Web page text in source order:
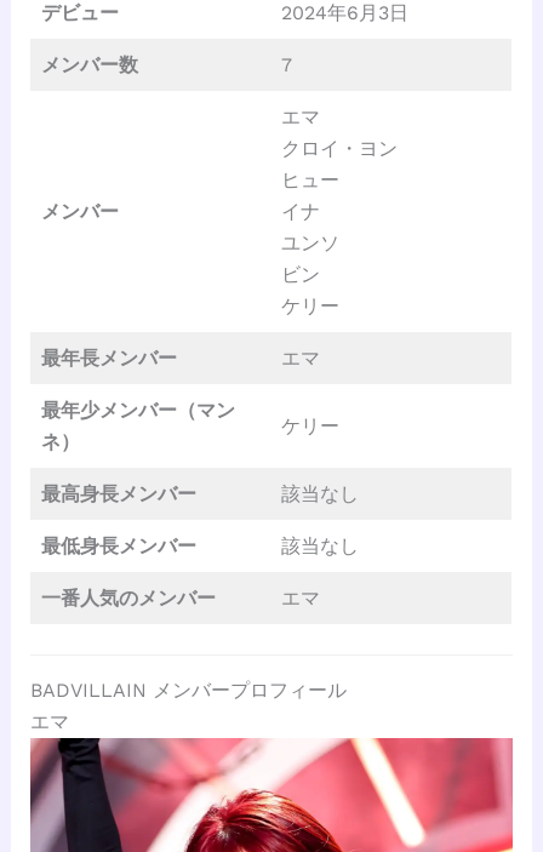
デビュー 2024年6月3日
メンバー数 7
メンバー
エマ
クロイ・ヨン
ヒュー
イナ
ユンソ
ビン
ケリー
最年長メンバー エマ
最年少メンバー（マン
ネ）
ケリー
最高身長メンバー 該当なし
最低身長メンバー 該当なし
一番人気のメンバー エマ
BADVILLAIN メンバープロフィール
エマ